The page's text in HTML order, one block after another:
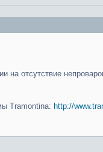
на отсутствие
Tramontina: http://